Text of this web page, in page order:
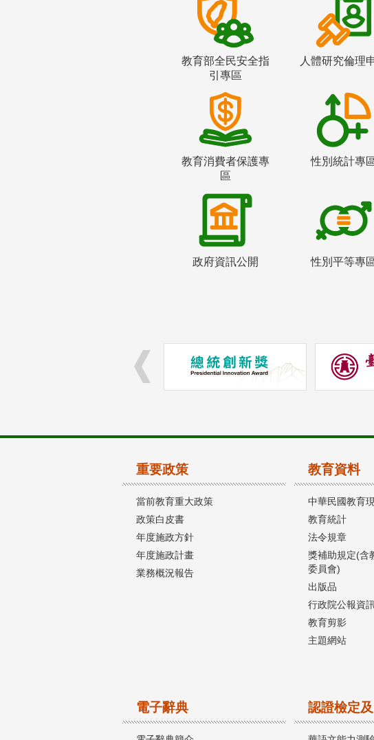
教育部全民安全指
引專區
人體研究倫理
教育消費者保護專
區
性別統計專
政府資訊公開 性別平等專
重要政策
當前教育重大政策
政策白皮書
年度施政方針
年度施政計畫
業務概況報告
教育資料
中華民國教育
教育統計
法令規章
獎補助規定(含
委員會)
出版品
行政院公報資
教育剪影
主題網站
電子辭典 認證檢定